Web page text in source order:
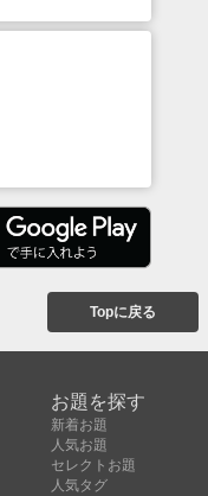
Topに戻る
お題を探す
新着お題
人気お題
セレクトお題
人気タグ